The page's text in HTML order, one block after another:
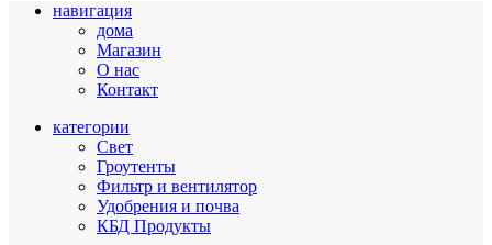
навигация
дома
Магазин
О нас
Контакт
категории
Свет
Гроутенты
Фильтр и вентилятор
Удобрения и почва
КБД Продукты